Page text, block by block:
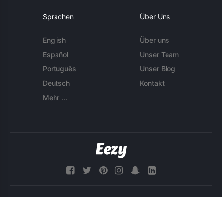
Sprachen
English
Español
Português
Deutsch
Mehr ...
Über Uns
Über uns
Unser Team
Unser Blog
Kontakt